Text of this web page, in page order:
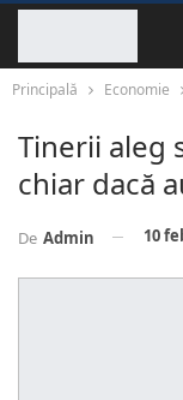
Principală Economie
Tinerii aleg
chiar dacă
De Admin 10